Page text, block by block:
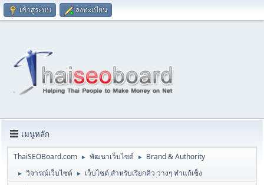
เข้าสู่ระบบ ลงทะเบียน
เมนูหลัก
ThaiSEOBoard.com ► พัฒนาเว็บไซต์ ► Brand & Authority
► วิจารณ์เว็บไซต์ ► เว็บไซต์ สำหรับเรียกคิว ว่างๆ ทำแก้เซ็ง